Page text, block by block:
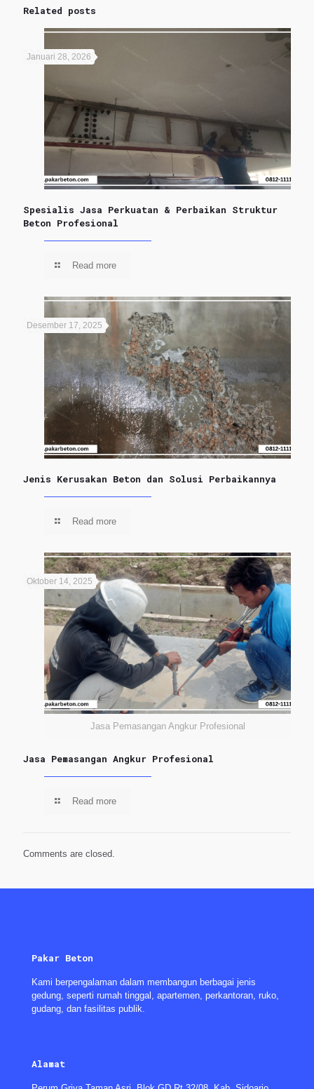
Related posts
Januari 28, 2026
Spesialis Jasa Perkuatan & Perbaikan Struktur
Beton Profesional
Read more
Desember 17, 2025
Jenis Kerusakan Beton dan Solusi Perbaikannya
Read more
Jasa Pemasangan Angkur Profesional
Oktober 14, 2025
Jasa Pemasangan Angkur Profesional
Read more
Comments are closed.
Pakar Beton
Kami berpengalaman dalam membangun berbagai jenis
gedung, seperti rumah tinggal, apartemen, perkantoran, ruko,
gudang, dan fasilitas publik.
Alamat